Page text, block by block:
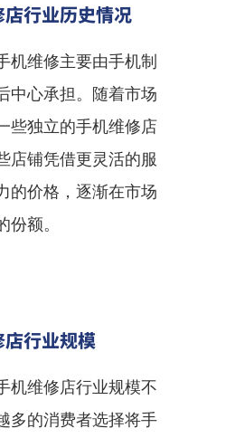
行业历史情况
机维修主要由手机制
中心承担。随着市场
些独立的手机维修店
店铺凭借更灵活的服
的价格，逐渐在市场
份额。
行业规模
机维修店行业规模不
多的消费者选择将手